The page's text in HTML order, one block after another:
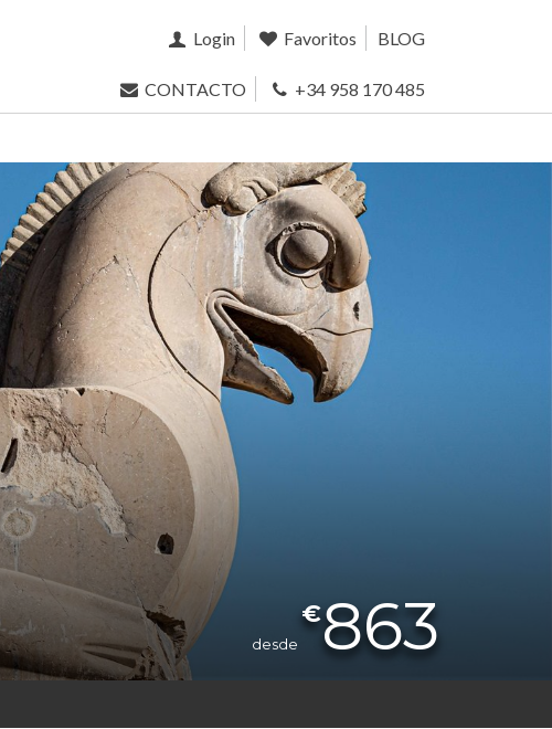
Login Favoritos BLOG
CONTACTO +34 958 170 485
desde
€863